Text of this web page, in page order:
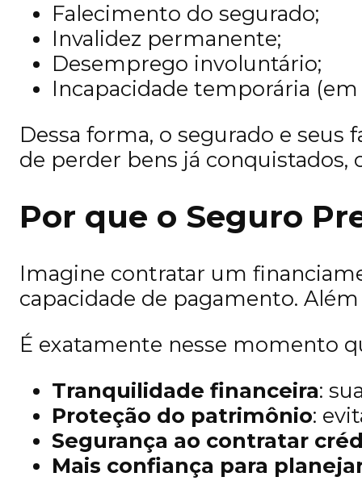
Falecimento do segurado;
Invalidez permanente;
Desemprego involuntário;
Incapacidade temporária
Dessa forma, o segurado e
de perder bens já
Por que o Seguro
Imagine contratar um
capacidade de pagamento.
É exatamente nesse momento
Tranquilidade financeira:
Proteção do patrimônio:
Segurança ao contratar
Mais confiança para